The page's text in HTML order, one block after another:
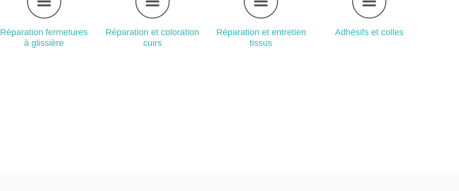
Réparation fermetures
à glissière
Réparation et coloration
cuirs
Réparation et entretien
tissus
Adhésifs et colles